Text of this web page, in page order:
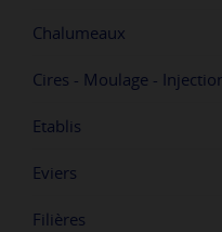
Chalumeaux
Cires - Moulage -
Etablis
Eviers
Filières